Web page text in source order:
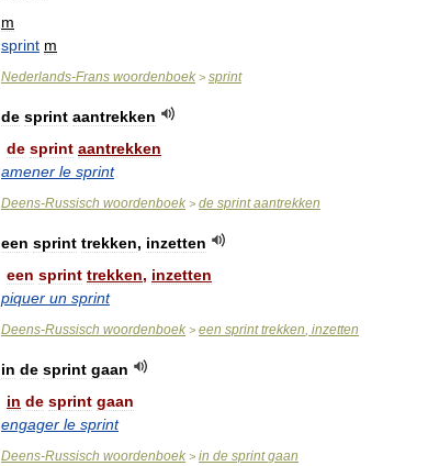
m
sprint m
Nederlands-Frans woordenboek > sprint
de sprint aantrekken
de sprint aantrekken
amener le sprint
Deens-Russisch woordenboek > de sprint aantrekken
een sprint trekken, inzetten
een sprint trekken, inzetten
piquer un sprint
Deens-Russisch woordenboek > een sprint trekken, inzetten
in de sprint gaan
in de sprint gaan
engager le sprint
Deens-Russisch woordenboek > in de sprint gaan